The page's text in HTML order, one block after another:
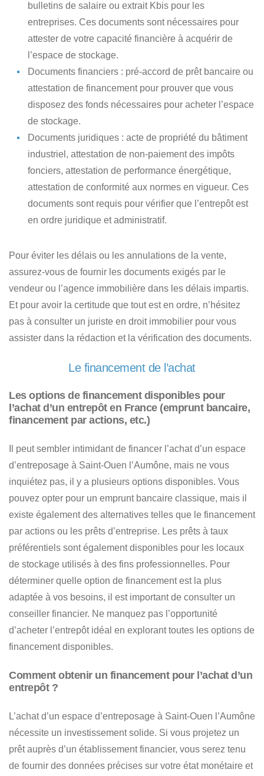
bulletins de salaire ou extrait Kbis pour les
entreprises. Ces documents sont nécessaires pour
attester de votre capacité financière à acquérir de
l’espace de stockage.
Documents financiers : pré-accord de prêt bancaire ou
attestation de financement pour prouver que vous
disposez des fonds nécessaires pour acheter l’espace
de stockage.
Documents juridiques : acte de propriété du bâtiment
industriel, attestation de non-paiement des impôts
fonciers, attestation de performance énergétique,
attestation de conformité aux normes en vigueur. Ces
documents sont requis pour vérifier que l’entrepôt est
en ordre juridique et administratif.
Pour éviter les délais ou les annulations de la vente,
assurez-vous de fournir les documents exigés par le
vendeur ou l’agence immobilière dans les délais impartis.
Et pour avoir la certitude que tout est en ordre, n’hésitez
pas à consulter un juriste en droit immobilier pour vous
assister dans la rédaction et la vérification des documents.
Le financement de l’achat
Les options de financement disponibles pour
l’achat d’un entrepôt en France (emprunt bancaire,
financement par actions, etc.)
Il peut sembler intimidant de financer l’achat d’un espace
d’entreposage à Saint-Ouen l’Aumône, mais ne vous
inquiétez pas, il y a plusieurs options disponibles. Vous
pouvez opter pour un emprunt bancaire classique, mais il
existe également des alternatives telles que le financement
par actions ou les prêts d’entreprise. Les prêts à taux
préférentiels sont également disponibles pour les locaux
de stockage utilisés à des fins professionnelles. Pour
déterminer quelle option de financement est la plus
adaptée à vos besoins, il est important de consulter un
conseiller financier. Ne manquez pas l’opportunité
d’acheter l’entrepôt idéal en explorant toutes les options de
financement disponibles.
Comment obtenir un financement pour l’achat d’un
entrepôt ?
L’achat d’un espace d’entreposage à Saint-Ouen l’Aumône
nécessite un investissement solide. Si vous projetez un
prêt auprès d’un établissement financier, vous serez tenu
de fournir des données précises sur votre état monétaire et